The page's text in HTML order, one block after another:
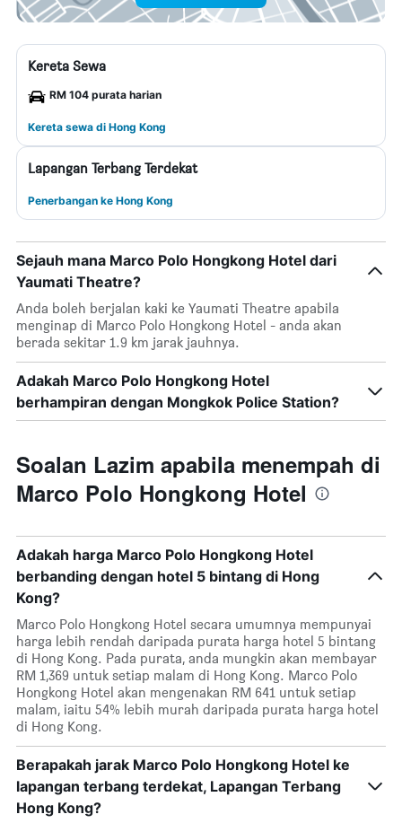
Kereta Sewa
RM 104 purata harian
Kereta sewa di Hong Kong
Lapangan Terbang Terdekat
Penerbangan ke Hong Kong
Sejauh mana Marco Polo Hongkong Hotel dari
Yaumati Theatre?
Anda boleh berjalan kaki ke Yaumati Theatre apabila
menginap di Marco Polo Hongkong Hotel - anda akan
berada sekitar 1.9 km jarak jauhnya.
Adakah Marco Polo Hongkong Hotel
berhampiran dengan Mongkok Police Station?
Soalan Lazim apabila menempah di
Marco Polo Hongkong Hotel
Adakah harga Marco Polo Hongkong Hotel
berbanding dengan hotel 5 bintang di Hong
Kong?
Marco Polo Hongkong Hotel secara umumnya mempunyai
harga lebih rendah daripada purata harga hotel 5 bintang
di Hong Kong. Pada purata, anda mungkin akan membayar
RM 1,369 untuk setiap malam di Hong Kong. Marco Polo
Hongkong Hotel akan mengenakan RM 641 untuk setiap
malam, iaitu 54% lebih murah daripada purata harga hotel
di Hong Kong.
Berapakah jarak Marco Polo Hongkong Hotel ke
lapangan terbang terdekat, Lapangan Terbang
Hong Kong?